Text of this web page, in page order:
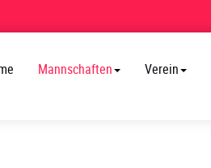
Mannschaften Verein